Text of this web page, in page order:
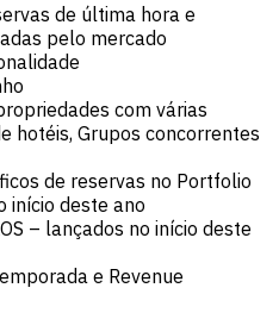
de última hora e
pelo mercado
com várias
hotéis, Grupos concorrentes
de reservas no Portfolio
início deste ano
– lançados no início deste
e Revenue